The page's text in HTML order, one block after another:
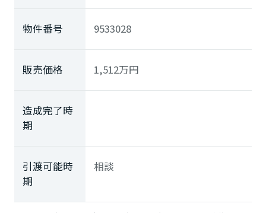
物件番号 9533028
販売価格 1,512万円
造成完了時
期
引渡可能時
期
相談